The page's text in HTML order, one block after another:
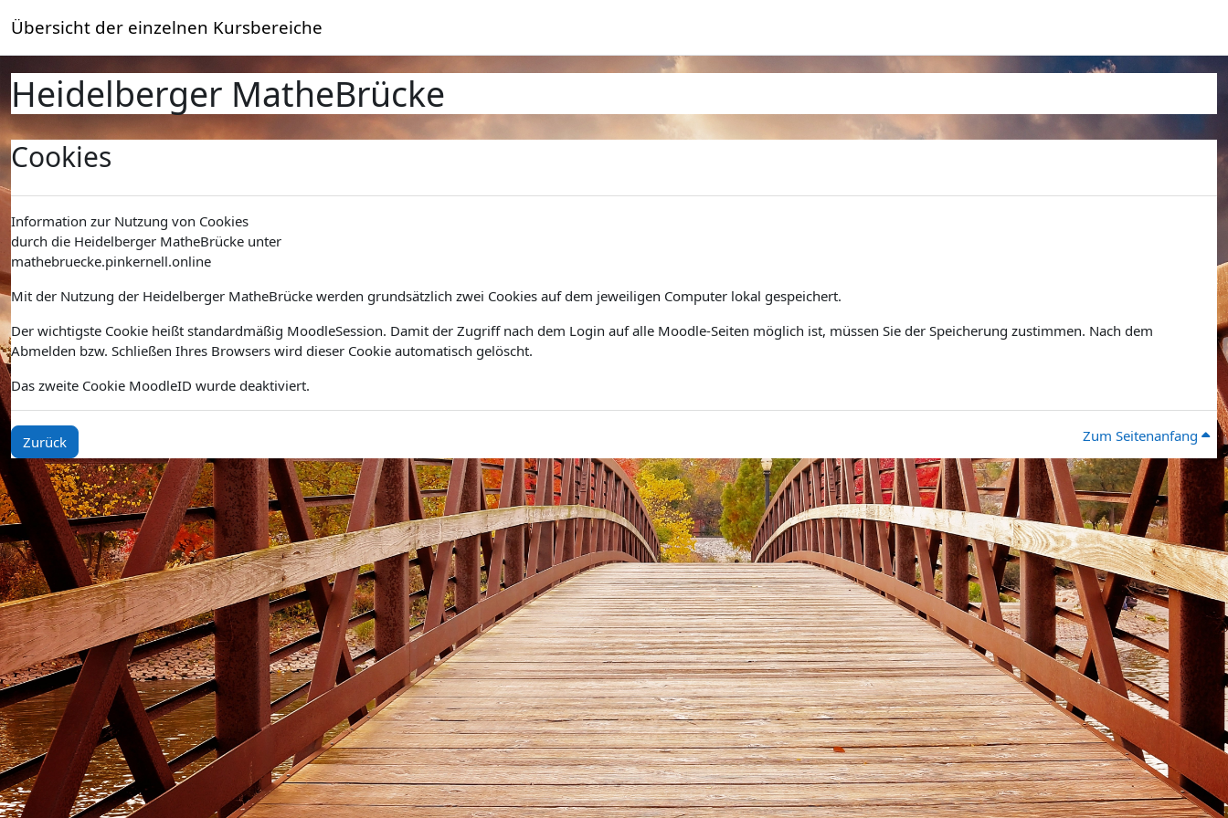
Übersicht der einzelnen Kursbereiche
Heidelberger MatheBrücke
Cookies
Information zur Nutzung von Cookies
durch die Heidelberger MatheBrücke unter
mathebruecke.pinkernell.online
Mit der Nutzung der Heidelberger MatheBrücke werden grundsätzlich zwei Cookies auf dem jeweiligen Computer lokal gespeichert.
Der wichtigste Cookie heißt standardmäßig MoodleSession. Damit der Zugriff nach dem Login auf alle Moodle-Seiten möglich ist, müssen Sie der Speicherung zustimmen. Nach dem
Abmelden bzw. Schließen Ihres Browsers wird dieser Cookie automatisch gelöscht.
Das zweite Cookie MoodleID wurde deaktiviert.
Zurück Zum Seitenanfang